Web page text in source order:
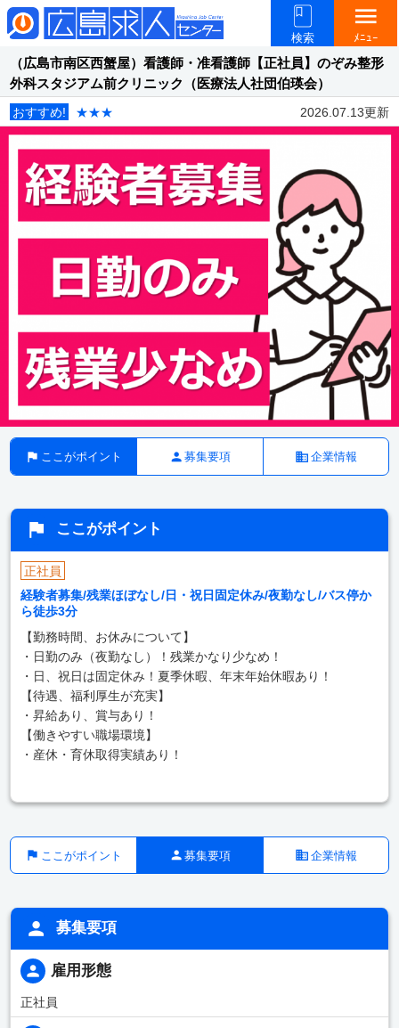
検索
menu
ﾒﾆｭｰ
（広島市南区西蟹屋）看護師・准看護師【正社員】のぞみ整形
外科スタジアム前クリニック（医療法人社団伯瑛会）
おすすめ! ★★★ 2026.07.13更新
ここがポイント 募集要項 企業情報
ここがポイント
正社員
経験者募集/残業ほぼなし/日・祝日固定休み/夜勤なし/バス停か
ら徒歩3分
【勤務時間、お休みについて】
・日勤のみ（夜勤なし）！残業かなり少なめ！
・日、祝日は固定休み！夏季休暇、年末年始休暇あり！
【待遇、福利厚生が充実】
・昇給あり、賞与あり！
【働きやすい職場環境】
・産休・育休取得実績あり！
ここがポイント 募集要項 企業情報
募集要項
雇用形態
正社員